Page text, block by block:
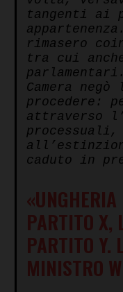
tangenti ai
rimasero
tra cui
Camera
attraverso
caduto in
«UNGHERIA
PARTITO X,
PARTITO Y.
MINISTRO